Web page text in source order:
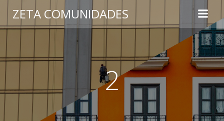
al
contenido
ZETA COMUNIDADES
2